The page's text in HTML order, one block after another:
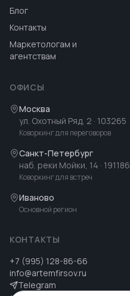
Блог
Контакты
Маркетологам и
агентствам
ОФИСЫ
Москва
ул. Охотный Ряд, 2 · 103265
Коворкинг для переговоров
Санкт-Петербург
наб. реки Мойки, 14 · 191186
Коворкинг для встреч
Иваново
Основной регион
КОНТАКТЫ
+7 (995) 128-86-66
info@artemfirsov.ru
Telegram